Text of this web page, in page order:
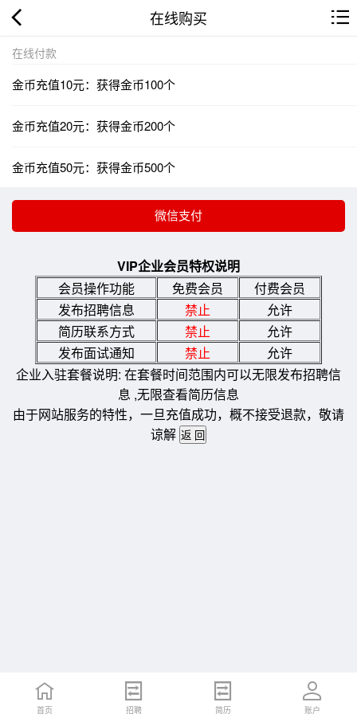
在线购买
在线付款
金币充值10元：获得金币100个
金币充值20元：获得金币200个
金币充值50元：获得金币500个
VIP企业会员特权说明
会员操作功能
免费会员
付费会员
发布招聘信息
禁止
允许
简历联系方式
禁止
允许
发布面试通知
禁止
允许
企业入驻套餐说明: 在套餐时间范围内可以无限发布招聘信
息 ,无限查看简历信息
由于网站服务的特性，一旦充值成功，概不接受退款，敬请
谅解
首页 招聘 简历 账户